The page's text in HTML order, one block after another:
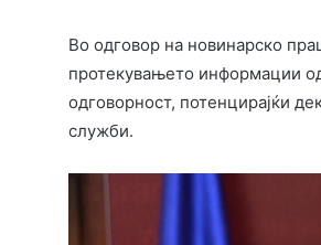
Во одговор на новинарско
протекувањето информации
одговорност, потенцирајќи
служби.